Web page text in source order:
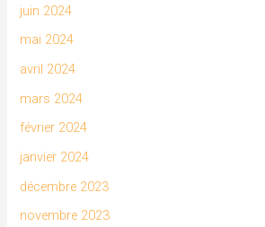
juin 2024
mai 2024
avril 2024
mars 2024
février 2024
janvier 2024
décembre 2023
novembre 2023